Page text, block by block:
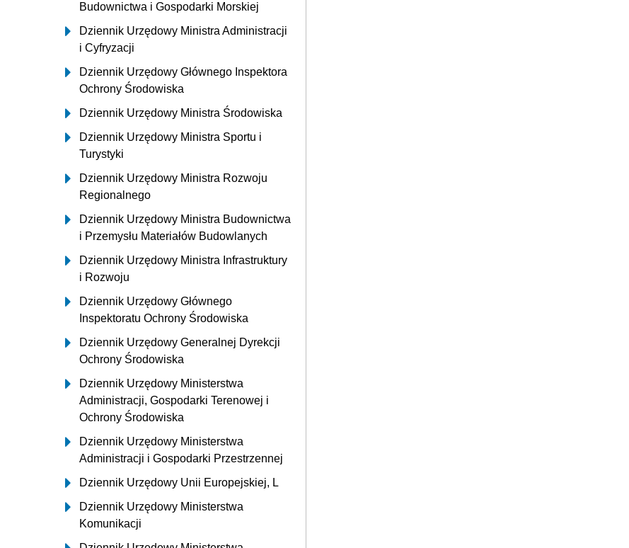
Budownictwa i Gospodarki Morskiej
Dziennik Urzędowy Ministra Administracji
i Cyfryzacji
Dziennik Urzędowy Głównego Inspektora
Ochrony Środowiska
Dziennik Urzędowy Ministra Środowiska
Dziennik Urzędowy Ministra Sportu i
Turystyki
Dziennik Urzędowy Ministra Rozwoju
Regionalnego
Dziennik Urzędowy Ministra Budownictwa
i Przemysłu Materiałów Budowlanych
Dziennik Urzędowy Ministra Infrastruktury
i Rozwoju
Dziennik Urzędowy Głównego
Inspektoratu Ochrony Środowiska
Dziennik Urzędowy Generalnej Dyrekcji
Ochrony Środowiska
Dziennik Urzędowy Ministerstwa
Administracji, Gospodarki Terenowej i
Ochrony Środowiska
Dziennik Urzędowy Ministerstwa
Administracji i Gospodarki Przestrzennej
Dziennik Urzędowy Unii Europejskiej, L
Dziennik Urzędowy Ministerstwa
Komunikacji